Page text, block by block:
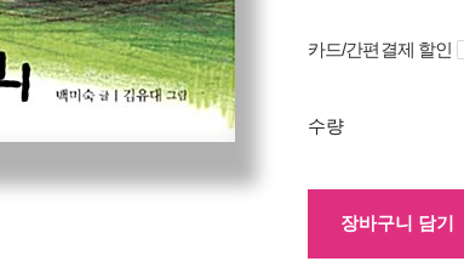
카드/간편결제 할인
수량
장바구니 담기